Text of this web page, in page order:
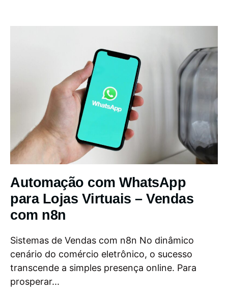
Automação com WhatsApp
para Lojas Virtuais – Vendas
com n8n
Sistemas de Vendas com n8n No dinâmico
cenário do comércio eletrônico, o sucesso
transcende a simples presença online. Para
prosperar...